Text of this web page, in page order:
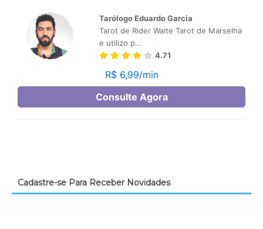
Cadastre-se Para Receber Novidades